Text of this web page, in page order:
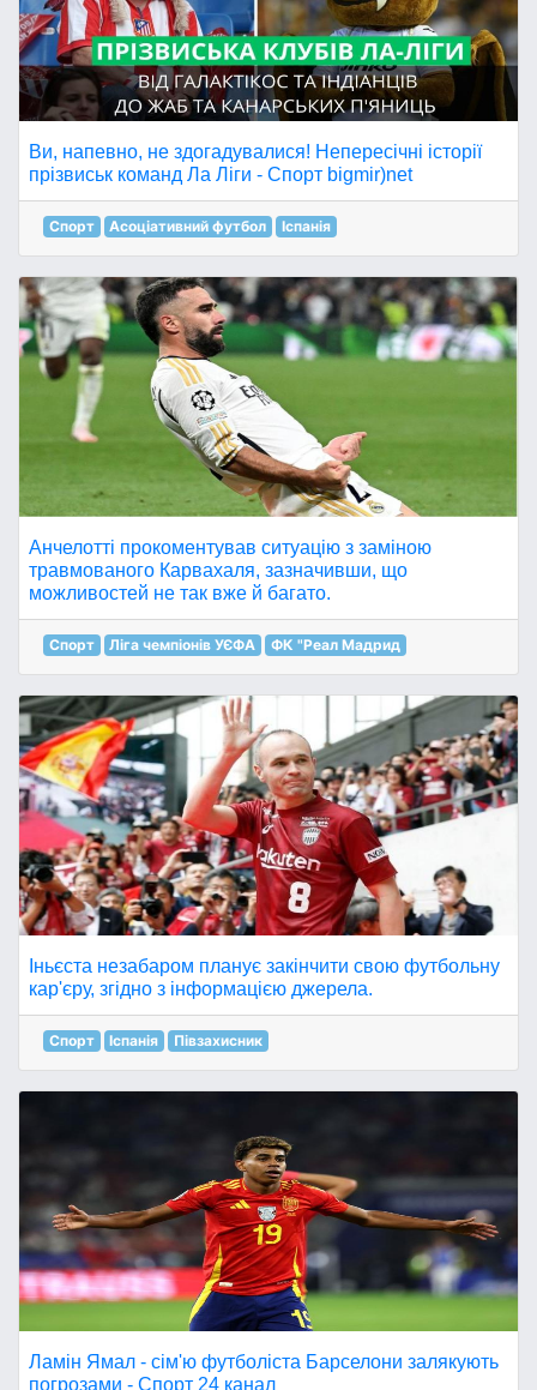
Ви, напевно, не здогадувалися! Непересічні історії
прізвиськ команд Ла Ліги - Спорт bigmir)net
Спорт Асоціативний футбол Іспанія
Анчелотті прокоментував ситуацію з заміною
травмованого Карвахаля, зазначивши, що
можливостей не так вже й багато.
Спорт Ліга чемпіонів УЄФА ФК "Реал Мадрид
Іньєста незабаром планує закінчити свою футбольну
кар'єру, згідно з інформацією джерела.
Спорт Іспанія Півзахисник
Ламін Ямал - сім'ю футболіста Барселони залякують
погрозами - Спорт 24 канал